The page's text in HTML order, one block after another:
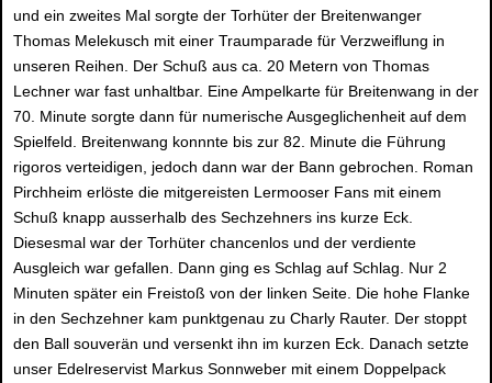
und ein zweites Mal sorgte der Torhüter der Breitenwanger
Thomas Melekusch mit einer Traumparade für Verzweiflung in
unseren Reihen. Der Schuß aus ca. 20 Metern von Thomas
Lechner war fast unhaltbar. Eine Ampelkarte für Breitenwang in der
70. Minute sorgte dann für numerische Ausgeglichenheit auf dem
Spielfeld. Breitenwang konnnte bis zur 82. Minute die Führung
rigoros verteidigen, jedoch dann war der Bann gebrochen. Roman
Pirchheim erlöste die mitgereisten Lermooser Fans mit einem
Schuß knapp ausserhalb des Sechzehners ins kurze Eck.
Diesesmal war der Torhüter chancenlos und der verdiente
Ausgleich war gefallen. Dann ging es Schlag auf Schlag. Nur 2
Minuten später ein Freistoß von der linken Seite. Die hohe Flanke
in den Sechzehner kam punktgenau zu Charly Rauter. Der stoppt
den Ball souverän und versenkt ihn im kurzen Eck. Danach setzte
unser Edelreservist Markus Sonnweber mit einem Doppelpack